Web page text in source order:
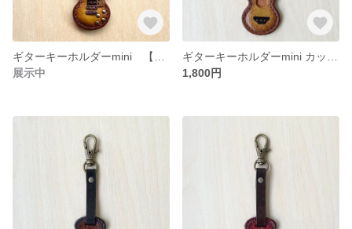
展示中
1,800円